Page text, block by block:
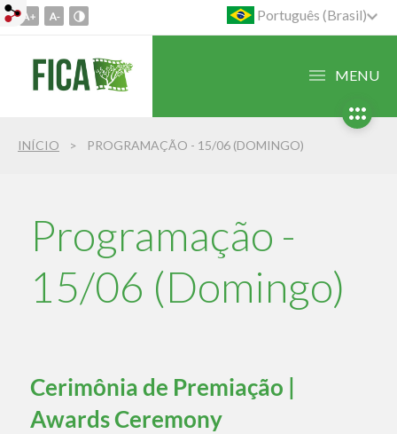
Ir
conteúdo
para
para
busca
Português (Brasil)
MENU
INÍCIO PROGRAMAÇÃO - 15/06 (DOMINGO)
Programação -
15/06 (Domingo)
Cerimônia de Premiação |
Awards Ceremony